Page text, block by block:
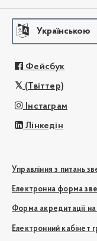
Українською
Фейсбук
(Твіттер)
Інстаграм
Лінкедін
Управління з питань
Електронна форма
Форма акредитації
Електронний кабінет